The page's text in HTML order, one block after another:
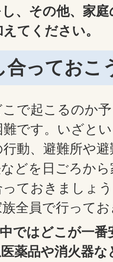
、その他、家
てください。
合っておこ
で起こるのか予
です。いざとい
動、避難所や避
どを日ごろから
ておきましょ
全員で行って
ではどこが一番
薬品や消火器